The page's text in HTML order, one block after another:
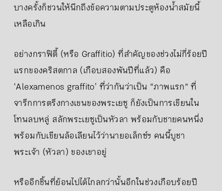
บางครั้งก็ชวนให้นึกถึงข้อความตามประตูห้องน้ำสมัยนี้
เหลือเกิน
อย่างกราฟิตี้ (หรือ Graffitio) ที่สำคัญของช่วงไม่กี่ร้อยปี
แรกของคริสตกาล (เกือบสองพันปีที่แล้ว) คือ
‘Alexamenos graffito’ ที่ว่ากันว่าเป็น “ภาพแรก” ที่
จารึกการตรึงกางเขนของพระเยซู ก็ยังเป็นการเขียนใน
โทนลบหลู่ สลักพระเยซูเป็นหัวลา พร้อมกับชายคนหนึ่ง
พร้อมกับเขียนล้อเลียนไว้ว่านายอเล็กซ์ฯ คนนี้บูชา
พระเจ้า (หัวลา) ของเขาอยู่
หรืออีกชิ้นที่ย้อนไปได้ไกลกว่านั้นอีกในช่วงเกือบร้อยปี